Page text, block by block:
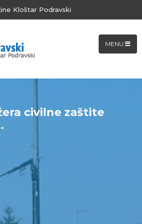
Kloštar Podravski
MENU
civilne zaštite